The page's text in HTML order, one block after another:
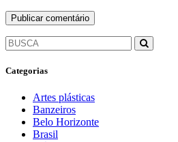
Categorias
Artes plásticas
Banzeiros
Belo Horizonte
Brasil